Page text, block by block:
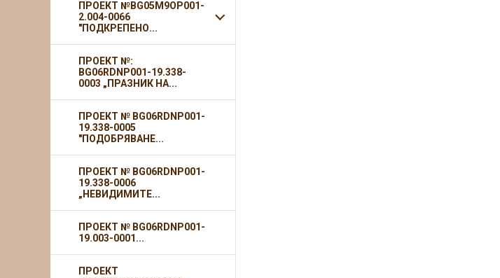
ПРОЕКТ №BG05M9OP001-
2.004-0066
"ПОДКРЕПЕНО...
ПРОЕКТ №:
BG06RDNP001-19.338-
0003 „ПРАЗНИК НА...
ПРОЕКТ № BG06RDNP001-
19.338-0005
"ПОДОБРЯВАНЕ...
ПРОЕКТ № BG06RDNP001-
19.338-0006
„НЕВИДИМИТЕ...
ПРОЕКТ № BG06RDNP001-
19.003-0001...
ПРОЕКТ